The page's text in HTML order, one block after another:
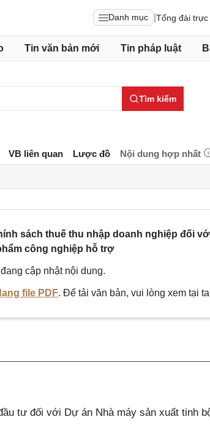
Danh mục Tổng đài trực
Tin văn bản mới Tin pháp luật
Tìm kiếm
VB liên quan Lược đồ Nội dung hợp nhất
sách thuế thu nhập doanh nghiệp đối
công nghiệp hỗ trợ
cập nhật nội dung.
file PDF. Để tải văn bản, vui lòng xem tại
tư đối với Dự án Nhà máy sản xuất tinh